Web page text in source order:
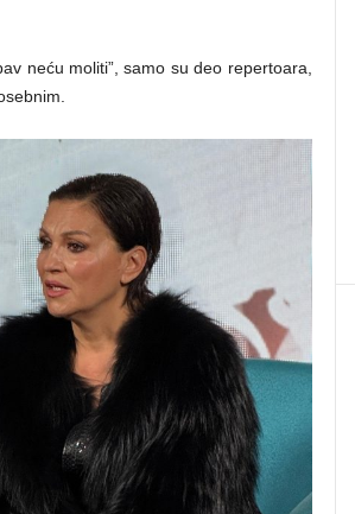
neću moliti”, samo su deo repertoara,